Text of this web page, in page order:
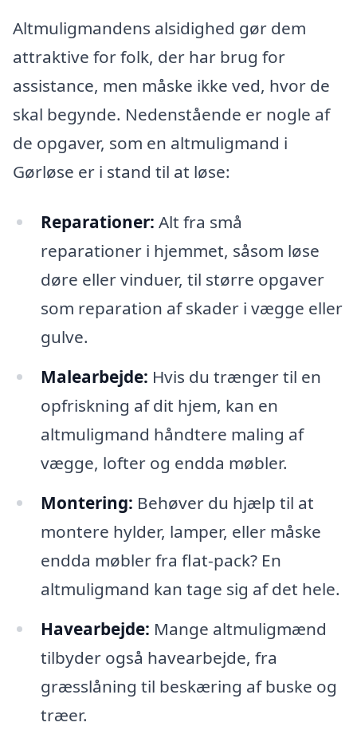
Altmuligmandens alsidighed gør dem
attraktive for folk, der har brug for
assistance, men måske ikke ved, hvor de
skal begynde. Nedenstående er nogle af
de opgaver, som en altmuligmand i
Gørløse er i stand til at løse:
Reparationer: Alt fra små
reparationer i hjemmet, såsom løse
døre eller vinduer, til større opgaver
som reparation af skader i vægge eller
gulve.
Malearbejde: Hvis du trænger til en
opfriskning af dit hjem, kan en
altmuligmand håndtere maling af
vægge, lofter og endda møbler.
Montering: Behøver du hjælp til at
montere hylder, lamper, eller måske
endda møbler fra flat-pack? En
altmuligmand kan tage sig af det hele.
Havearbejde: Mange altmuligmænd
tilbyder også havearbejde, fra
græsslåning til beskæring af buske og
træer.